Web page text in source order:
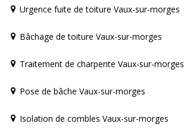
Urgence fuite de toiture Vaux-sur-morges
Bâchage de toiture Vaux-sur-morges
Traitement de charpente Vaux-sur-morges
Pose de bâche Vaux-sur-morges
Isolation de combles Vaux-sur-morges